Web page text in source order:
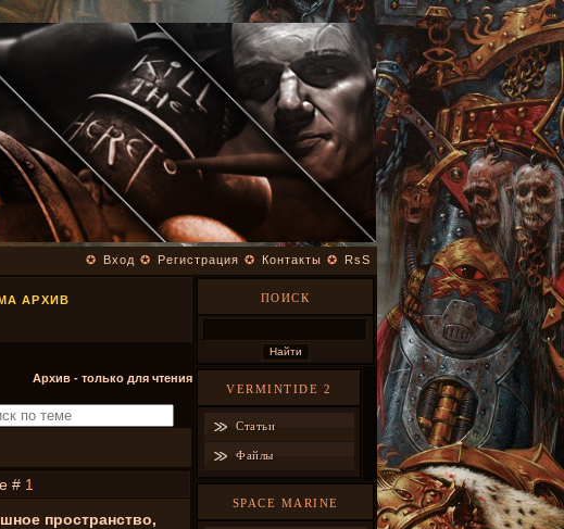
✪ Вход ✪ Регистрация ✪ Контакты ✪ RsS
АРХИВ
Архив - только для чтения
# 1
пространство,
ПОИСК
VERMINTIDE 2
Статьи
Файлы
SPACE MARINE